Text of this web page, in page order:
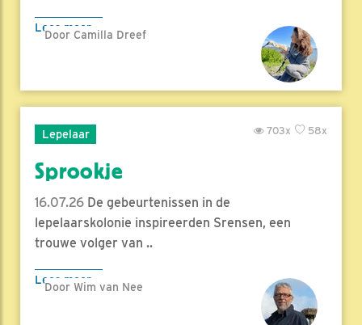
Lees meer
Door Camilla Dreef
Lepelaar 58x
703x
Sprookje
16.07.26 De gebeurtenissen in de
lepelaarskolonie inspireerden Srensen, een
trouwe volger van ..
Lees meer
Door Wim van Nee